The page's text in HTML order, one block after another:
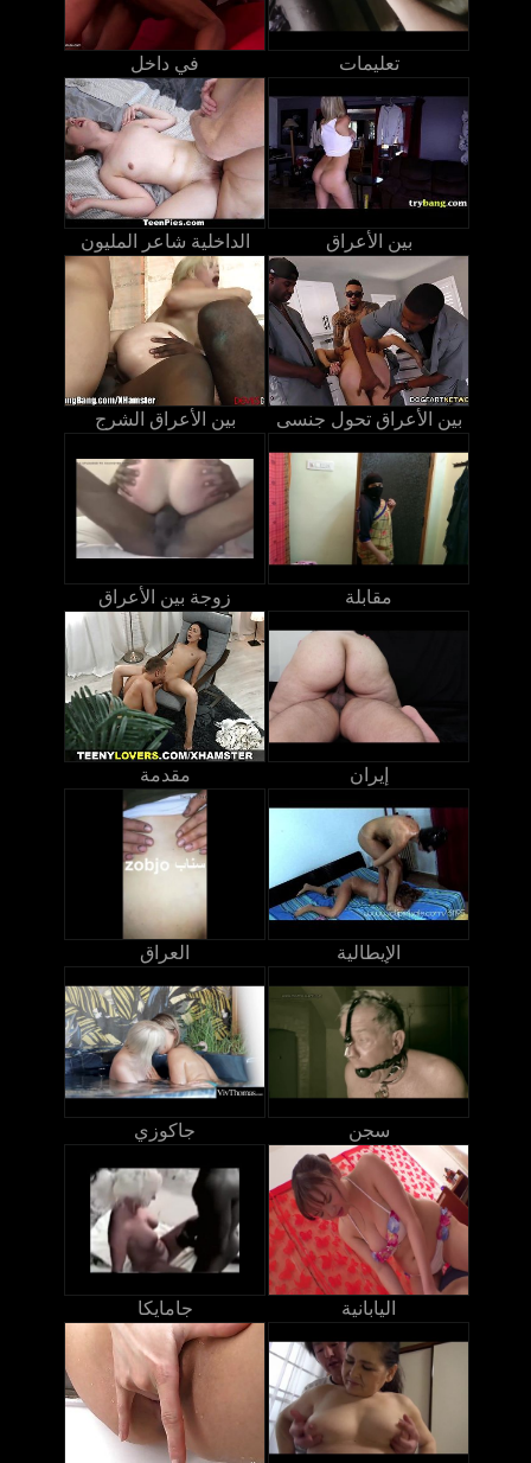
في داخل تعليمات
الداخلية شاعر المليون بين الأعراق
بين الأعراق الشرج بين الأعراق تحول جنسى
زوجة بين الأعراق مقابلة
مقدمة إيران
العراق الإيطالية
جاكوزي سجن
جامايكا اليابانية